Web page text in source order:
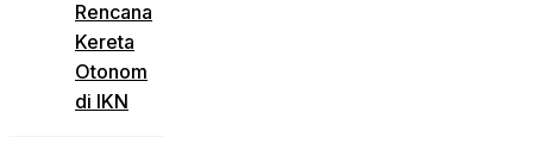
Rencana
Kereta
Otonom
di IKN